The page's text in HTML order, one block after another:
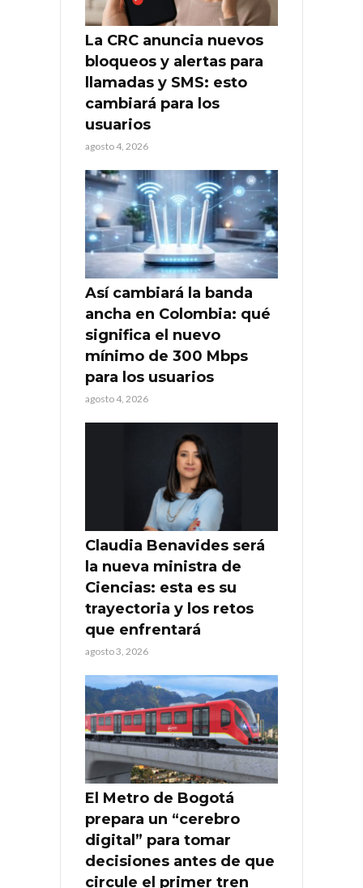
La CRC anuncia nuevos
bloqueos y alertas para
llamadas y SMS: esto
cambiará para los
usuarios
agosto 4, 2026
Así cambiará la banda
ancha en Colombia: qué
significa el nuevo
mínimo de 300 Mbps
para los usuarios
agosto 4, 2026
Claudia Benavides será
la nueva ministra de
Ciencias: esta es su
trayectoria y los retos
que enfrentará
agosto 3, 2026
El Metro de Bogotá
prepara un “cerebro
digital” para tomar
decisiones antes de que
circule el primer tren